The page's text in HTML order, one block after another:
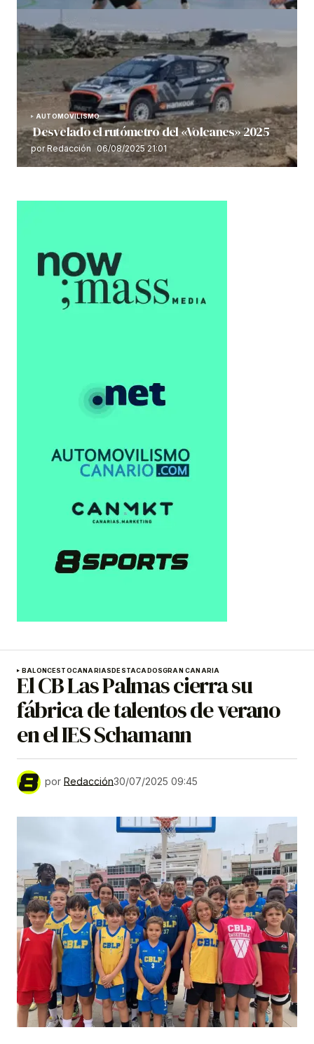
AUTOMOVILISMO
Desvelado el rutómetro del «Volcanes» 2025
por Redacción 06/08/2025 21:01
BALONCESTOCANARIASDESTACADOSGRAN CANARIA
El CB Las Palmas cierra su
fábrica de talentos de verano
en el IES Schamann
por Redacción30/07/2025 09:45